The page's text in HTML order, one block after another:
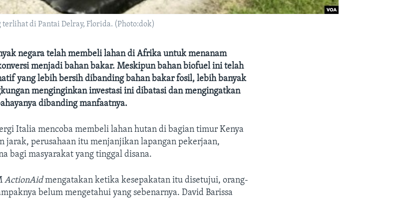
di Pantai Delray, Florida. (Photo:dok)
negara telah membeli lahan di Afrika untuk menanam
menjadi bahan bakar. Meskipun bahan biofuel ini telah
yang lebih bersih dibanding bahan bakar fosil, lebih banyak
menginginkan investasi ini dibatasi dan mengingatkan
dibanding manfaatnya.
Italia mencoba membeli lahan hutan di bagian timur Kenya
jarak, perusahaan itu menjanjikan lapangan pekerjaan,
bagi masyarakat yang tinggal disana.
ActionAidmengatakan ketika kesepakatan itu disetujui, orang-
belum mengetahui yang sebenarnya. David Barissa